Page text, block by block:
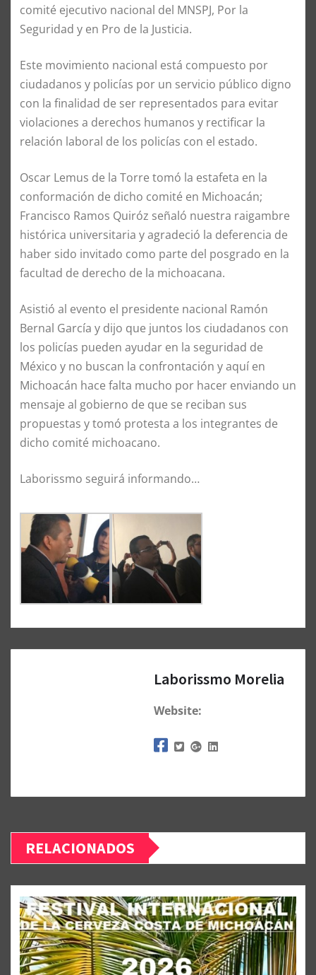
comité ejecutivo nacional del MNSPJ, Por la
Seguridad y en Pro de la Justicia.
Este movimiento nacional está compuesto por
ciudadanos y policías por un servicio público digno
con la finalidad de ser representados para evitar
violaciones a derechos humanos y rectificar la
relación laboral de los policías con el estado.
Oscar Lemus de la Torre tomó la estafeta en la
conformación de dicho comité en Michoacán;
Francisco Ramos Quiróz señaló nuestra raigambre
histórica universitaria y agradeció la deferencia de
haber sido invitado como parte del posgrado en la
facultad de derecho de la michoacana.
Asistió al evento el presidente nacional Ramón
Bernal García y dijo que juntos los ciudadanos con
los policías pueden ayudar en la seguridad de
México y no buscan la confrontación y aquí en
Michoacán hace falta mucho por hacer enviando un
mensaje al gobierno de que se reciban sus
propuestas y tomó protesta a los integrantes de
dicho comité michoacano.
Laborissmo seguirá informando…
Laborissmo Morelia
Website:
RELACIONADOS